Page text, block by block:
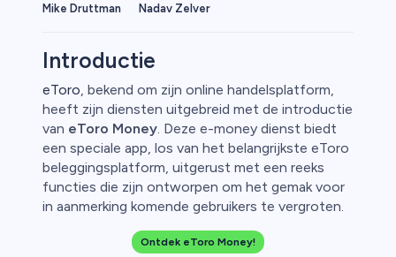
Mike Druttman Nadav Zelver
Introductie
eToro, bekend om zijn online handelsplatform,
heeft zijn diensten uitgebreid met de introductie
van eToro Money. Deze e-money dienst biedt
een speciale app, los van het belangrijkste eToro
beleggingsplatform, uitgerust met een reeks
functies die zijn ontworpen om het gemak voor
in aanmerking komende gebruikers te vergroten.
Ontdek eToro Money!